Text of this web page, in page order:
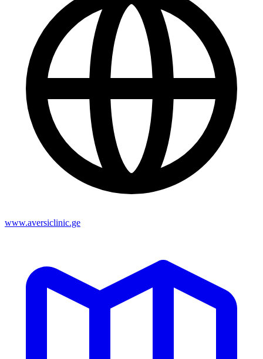
www.aversiclinic.ge